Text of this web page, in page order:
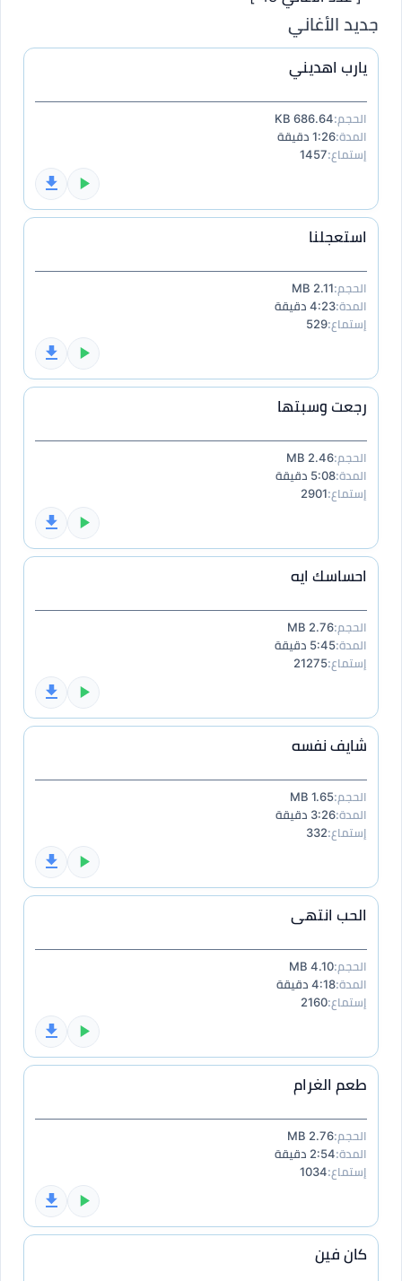
جديد الأغاني
يارب اهديني
الحجم:686.64 KB
المدة:1:26 دقيقة
إستماع:1457
استعجلنا
الحجم:2.11 MB
المدة:4:23 دقيقة
إستماع:529
رجعت وسبتها
الحجم:2.46 MB
المدة:5:08 دقيقة
إستماع:2901
احساسك ايه
الحجم:2.76 MB
المدة:5:45 دقيقة
إستماع:21275
شايف نفسه
الحجم:1.65 MB
المدة:3:26 دقيقة
إستماع:332
الحب انتهى
الحجم:4.10 MB
المدة:4:18 دقيقة
إستماع:2160
طعم الغرام
الحجم:2.76 MB
المدة:2:54 دقيقة
إستماع:1034
كان فين